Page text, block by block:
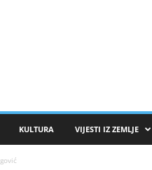
KULTURA VIJESTI IZ ZEMLJE